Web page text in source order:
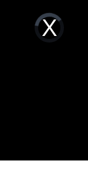
Video
Player
loading.